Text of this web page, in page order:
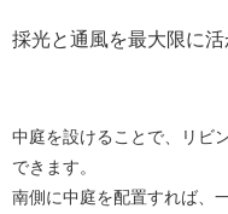
採光と通風を最大限に
中庭を設けることで、リビ
できます。
南側に中庭を配置すれば、